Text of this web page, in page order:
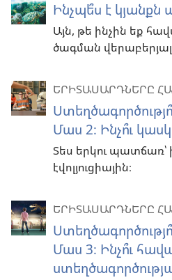
Ինչպե՞ս է
Այն, թե ինչին եք
ծագման
ԵՐԻՏԱՍԱՐԴՆԵՐԸ
Մաս 2։ Ինչո՞ւ
Տես երկու պատճառ՝
էվոլյուցիային։
ԵՐԻՏԱՍԱՐԴՆԵՐԸ
Մաս 3։ Ինչո՞ւ